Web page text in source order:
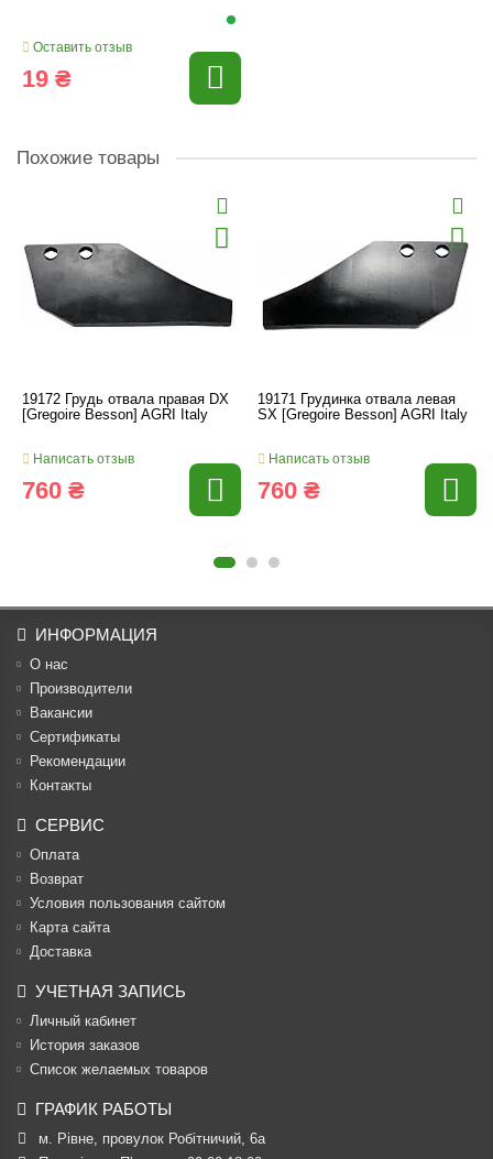
Оставить отзыв
19 ₴
Похожие товары
19172 Грудь отвала правая DX
[Gregoire Besson] AGRI Italy
Написать отзыв
760 ₴
19171 Грудинка отвала левая
SX [Gregoire Besson] AGRI Italy
Написать отзыв
760 ₴
ИНФОРМАЦИЯ
О нас
Производители
Вакансии
Cертификаты
Рекомендации
Контакты
СЕРВИС
Оплата
Возврат
Условия пользования сайтом
Карта сайта
Доставка
УЧЕТНАЯ ЗАПИСЬ
Личный кабинет
История заказов
Список желаемых товаров
ГРАФИК РАБОТЫ
м. Рівне, провулок Робітничий, 6а